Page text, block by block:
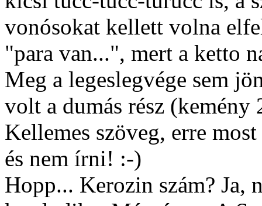
vonósokat kellett volna
"para van...", mert a ketto
Meg a legeslegvége sem
volt a dumás rész (kemény
Kellemes szöveg, erre
és nem írni! :-)
Hopp... Kerozin szám? Ja,